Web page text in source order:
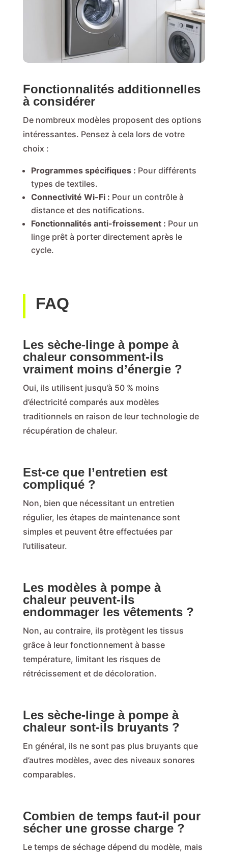
Fonctionnalités additionnelles
à considérer
De nombreux modèles proposent des options
intéressantes. Pensez à cela lors de votre
choix :
Programmes spécifiques : Pour différents
types de textiles.
Connectivité Wi-Fi : Pour un contrôle à
distance et des notifications.
Fonctionnalités anti-froissement : Pour un
linge prêt à porter directement après le
cycle.
FAQ
Les sèche-linge à pompe à
chaleur consomment-ils
vraiment moins d’énergie ?
Oui, ils utilisent jusqu’à 50 % moins
d’électricité comparés aux modèles
traditionnels en raison de leur technologie de
récupération de chaleur.
Est-ce que l’entretien est
compliqué ?
Non, bien que nécessitant un entretien
régulier, les étapes de maintenance sont
simples et peuvent être effectuées par
l’utilisateur.
Les modèles à pompe à
chaleur peuvent-ils
endommager les vêtements ?
Non, au contraire, ils protègent les tissus
grâce à leur fonctionnement à basse
température, limitant les risques de
rétrécissement et de décoloration.
Les sèche-linge à pompe à
chaleur sont-ils bruyants ?
En général, ils ne sont pas plus bruyants que
d’autres modèles, avec des niveaux sonores
comparables.
Combien de temps faut-il pour
sécher une grosse charge ?
Le temps de séchage dépend du modèle, mais